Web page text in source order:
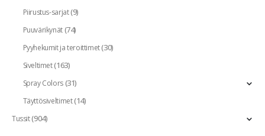
Piirustus-sarjat(9)
Puuvärikynät(74)
Pyyhekumit ja teroittimet(30)
Siveltimet(163)
Spray Colors(31)
Täyttösiveltimet(14)
Tussit(904)